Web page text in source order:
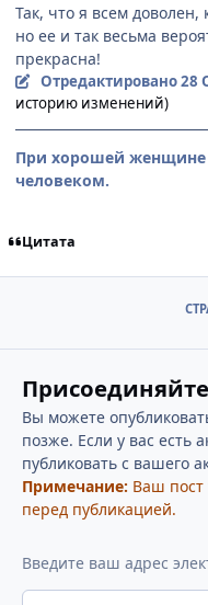
Так, что я всем доволен,
но ее и так весьма
прекрасна!
Отредактировано28
историю изменений)
При хорошей
человеком.
Цитата
Вы можете
позже. Если у вас есть
публиковать с вашего
Примечание: Ваш пост
перед публикацией.